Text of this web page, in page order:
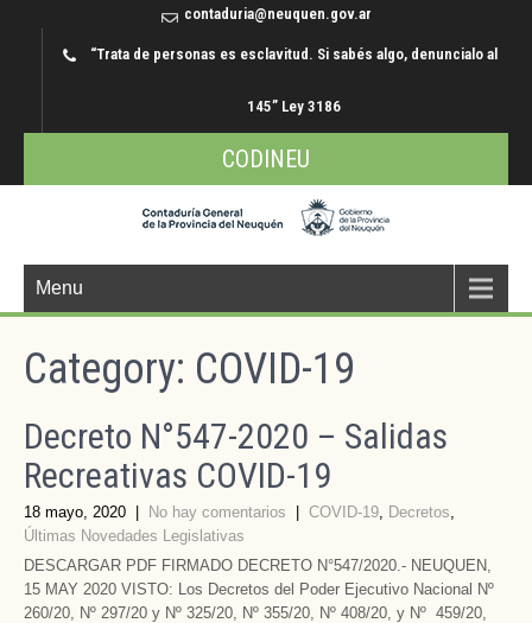
contaduria@neuquen.gov.ar
“Trata de personas es esclavitud. Si sabés algo, denuncialo al
145” Ley 3186
CODINEU
Menu
Category: COVID-19
Decreto N°547-2020 – Salidas
Recreativas COVID-19
18 mayo, 2020 No hay comentarios COVID-19, Decretos,
Últimas Novedades Legislativas
DESCARGAR PDF FIRMADO DECRETO N°547/2020.- NEUQUEN,
15 MAY 2020 VISTO: Los Decretos del Poder Ejecutivo Nacional Nº
260/20, Nº 297/20 y Nº 325/20, Nº 355/20, Nº 408/20, y Nº 459/20,